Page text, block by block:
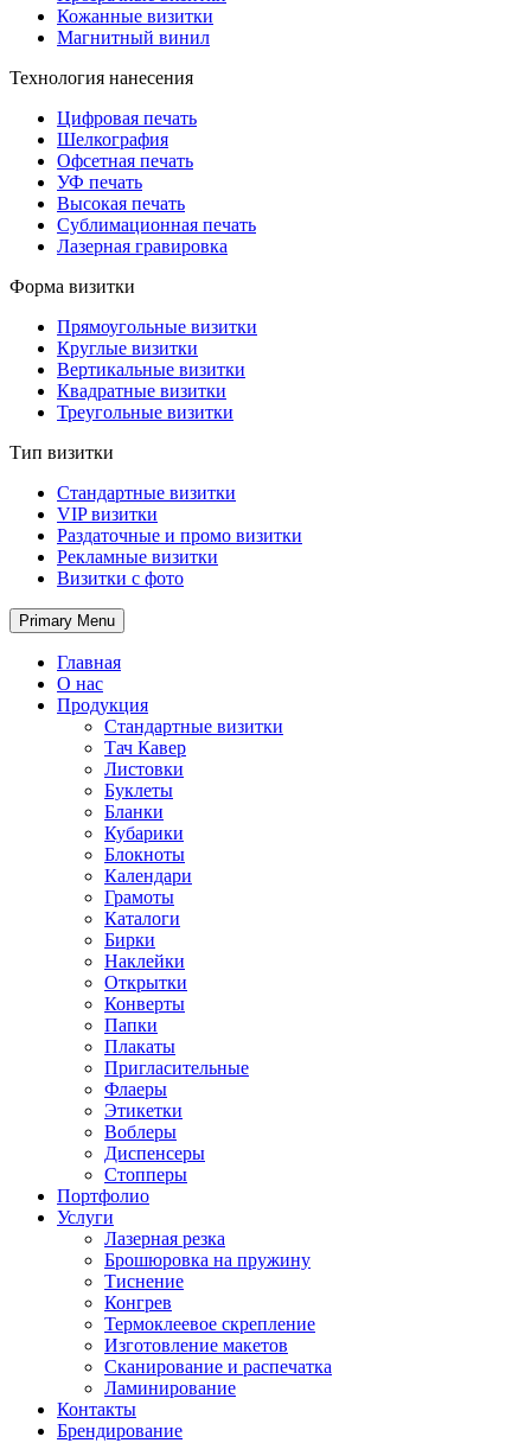
Кожанные визитки
Магнитный винил
Технология нанесения
Цифровая печать
Шелкография
Офсетная печать
УФ печать
Высокая печать
Сублимационная печать
Лазерная гравировка
Форма визитки
Прямоугольные визитки
Круглые визитки
Вертикальные визитки
Квадратные визитки
Треугольные визитки
Тип визитки
Стандартные визитки
VIP визитки
Раздаточные и промо визитки
Рекламные визитки
Визитки с фото
Primary Menu
Главная
О нас
Продукция
Стандартные визитки
Тач Кавер
Листовки
Буклеты
Бланки
Кубарики
Блокноты
Календари
Грамоты
Каталоги
Бирки
Наклейки
Открытки
Конверты
Папки
Плакаты
Пригласительные
Флаеры
Этикетки
Воблеры
Диспенсеры
Стопперы
Портфолио
Услуги
Лазерная резка
Брошюровка на пружину
Тиснение
Конгрев
Термоклеевое скрепление
Изготовление макетов
Сканирование и распечатка
Ламинирование
Контакты
Брендирование